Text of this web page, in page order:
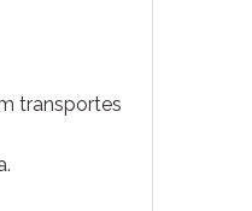
transportes